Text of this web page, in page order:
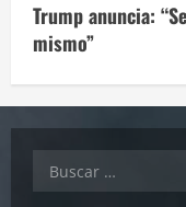
Trump anuncia:
mismo”
Buscar: